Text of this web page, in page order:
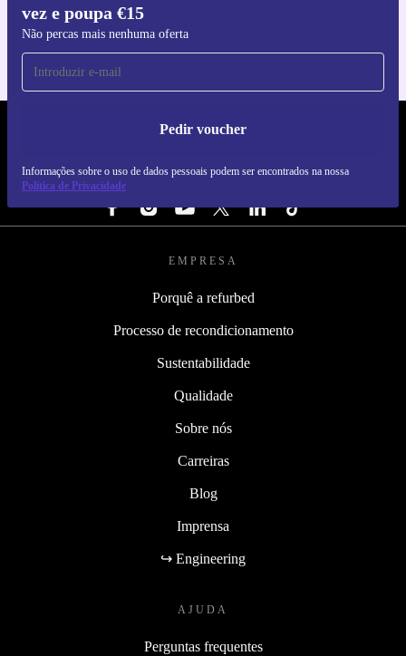
vez e poupa €15
Não percas mais nenhuma oferta
Pedir voucher
Informações sobre o uso de dados pessoais podem ser encontrados na nossa
Política de Privacidade
Para iOS e Android
REFURBED PORTUGAL - RETHINK NEW.
SEGUE-NOS
EMPRESA
Porquê a refurbed
Processo de recondicionamento
Sustentabilidade
Qualidade
Sobre nós
Carreiras
Blog
Imprensa
↪ Engineering
AJUDA
Perguntas frequentes